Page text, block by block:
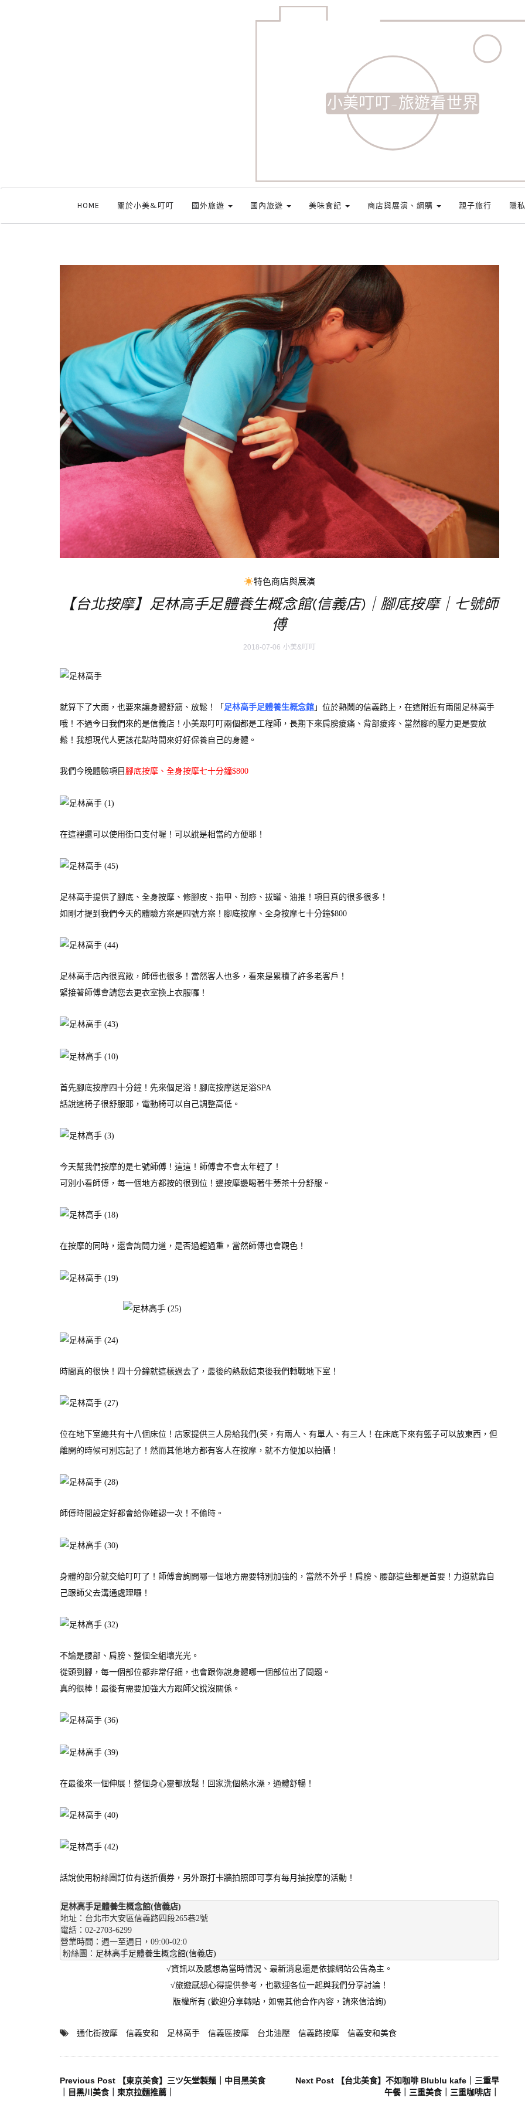
小美叮叮-旅遊看世界
HOME 關於小美&叮叮 國外旅遊 國內旅遊 美味食記 商店與展演、網購 親子旅行 隱
特色商店與展演
【台北按摩】足林高手足體養生概念館(信義店)｜腳底按摩｜七號師
傅
2018-07-06 小美&叮叮
就算下了大雨，也要來讓身體舒筋、放鬆！「 足林高手足體養生概念館 」位於熱鬧的信義路上，在這附近有兩間足林高手
哦！不過今日我們來的是信義店！小美跟叮叮兩個都是工程師，長期下來肩膀痠痛、背部痠疼、當然腳的壓力更是要放
鬆！我想現代人更該花點時間來好好保養自己的身體。
我們今晚體驗項目 腳底按摩、全身按摩七十分鐘$800
在這裡還可以使用街口支付喔！可以說是相當的方便耶！
足林高手提供了腳底、全身按摩、修腳皮、指甲、刮痧、拔罐、油推！項目真的很多很多！
如剛才提到我們今天的體驗方案是四號方案！腳底按摩、全身按摩七十分鐘$800
足林高手店內很寬敞，師傅也很多！當然客人也多，看來是累積了許多老客戶！
緊接著師傅會請您去更衣室換上衣服囉！
首先腳底按摩四十分鐘！先來個足浴！腳底按摩送足浴SPA
話說這椅子很舒服耶，電動椅可以自己調整高低。
今天幫我們按摩的是七號師傅！這這！師傅會不會太年輕了！
可別小看師傅，每一個地方都按的很到位！邊按摩邊喝著牛蒡茶十分舒服。
在按摩的同時，還會詢問力道，是否過輕過重，當然師傅也會觀色！
時間真的很快！四十分鐘就這樣過去了，最後的熱敷結束後我們轉戰地下室！
位在地下室總共有十八個床位！店家提供三人房給我們(笑，有兩人、有單人、有三人！在床底下來有籃子可以放東西，但
離開的時候可別忘記了！然而其他地方都有客人在按摩，就不方便加以拍攝！
師傅時間設定好都會給你確認一次！不偷時。
身體的部分就交給叮叮了！師傅會詢問哪一個地方需要特別加強的，當然不外乎！肩膀、腰部這些都是首要！力道就靠自
己跟師父去溝通處理囉！
不論是腰部、肩膀、整個全組壞光光。
從頭到腳，每一個部位都非常仔細，也會跟你說身體哪一個部位出了問題。
真的很棒！最後有需要加強大方跟師父說沒關係。
在最後來一個伸展！整個身心靈都放鬆！回家洗個熱水澡，通體舒暢！
話說使用粉絲團訂位有送折價券，另外跟打卡牆拍照即可享有每月抽按摩的活動！
足林高手足體養生概念館(信義店)
地址：台北市大安區信義路四段265巷2號
電話：02-2703-6299
營業時間：週一至週日，09:00-02:0
粉絲團： 足林高手足體養生概念館(信義店)
√資訊以及感想為當時情況、最新消息還是依據網站公告為主。
√旅遊感想心得提供參考，也歡迎各位一起與我們分享討論！
版權所有 (歡迎分享轉貼，如需其他合作內容，請來信洽詢)
通化街按摩 信義安和 足林高手 信義區按摩 台北油壓 信義路按摩 信義安和美食
文
Previous Post 【東京美食】三ツ矢堂製麺｜中目黑美食
｜目黑川美食｜東京拉麵推薦｜
Next Post 【台北美食】不如咖啡 Blublu kafe｜三重早
午餐｜三重美食｜三重咖啡店｜